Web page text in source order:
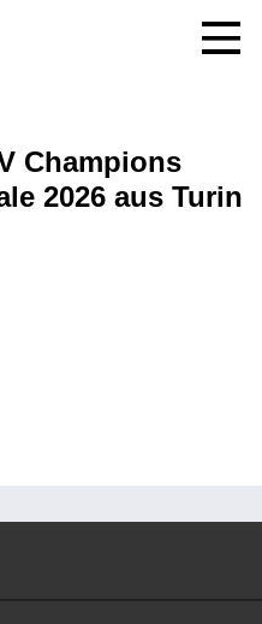
Champions
2026 aus Turin